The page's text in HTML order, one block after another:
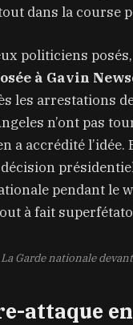
dans la course
politiciens
à Gavin
les arrestations
n’ont pas
a accrédité l’idée.
décision
pendant le
à fait
La Garde nationale
attaque